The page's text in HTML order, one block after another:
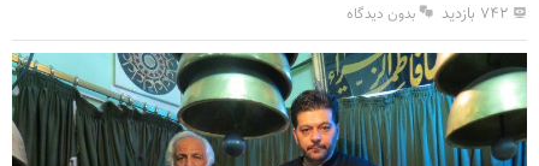
۷۴۲ بازدید بدون دیدگاه